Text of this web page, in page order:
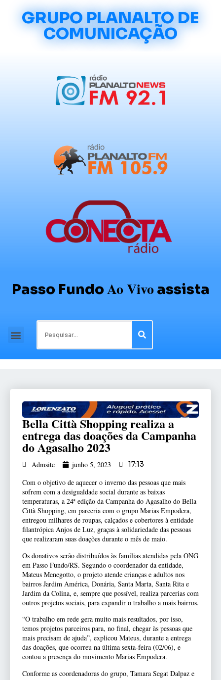
GRUPO PLANALTO DE
COMUNICAÇÃO
Passo Fundo Ao Vivo assista
Bella Città Shopping realiza a
entrega das doações da Campanha
do Agasalho 2023
Admsite junho 5, 2023 17:13
Com o objetivo de aquecer o inverno das pessoas que mais
sofrem com a desigualdade social durante as baixas
temperaturas, a 24ª edição da Campanha do Agasalho do Bella
Città Shopping, em parceria com o grupo Marias Empodera,
entregou milhares de roupas, calçados e cobertores à entidade
filantrópica Anjos de Luz, graças à solidariedade das pessoas
que realizaram suas doações durante o mês de maio.
Os donativos serão distribuídos às famílias atendidas pela ONG
em Passo Fundo/RS. Segundo o coordenador da entidade,
Mateus Menegotto, o projeto atende crianças e adultos nos
bairros Jardim América, Donária, Santa Marta, Santa Rita e
Jardim da Colina, e, sempre que possível, realiza parcerias com
outros projetos sociais, para expandir o trabalho a mais bairros.
“O trabalho em rede gera muito mais resultados, por isso,
temos projetos parceiros para, no final, chegar às pessoas que
mais precisam de ajuda”, explicou Mateus, durante a entrega
das doações, que ocorreu na última sexta-feira (02/06), e
contou a presença do movimento Marias Empodera.
Conforme as coordenadoras do grupo, Tamara Segat Dalpaz e